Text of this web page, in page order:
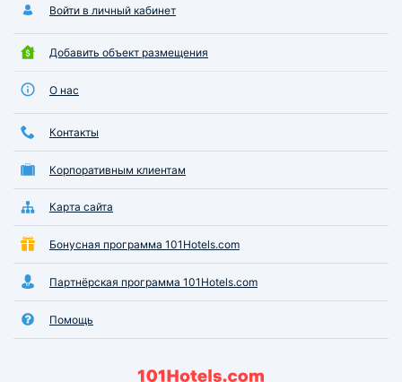
Войти в личный кабинет
Добавить объект размещения
О нас
Контакты
Корпоративным клиентам
Карта сайта
Бонусная программа 101Hotels.com
Партнёрская программа 101Hotels.com
Помощь